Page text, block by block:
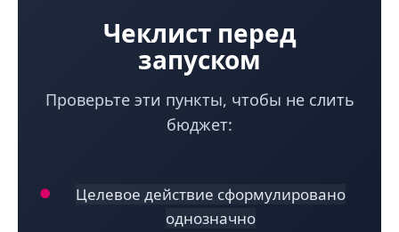
Чеклист перед
запуском
Проверьте эти пункты, чтобы не слить
бюджет:
Целевое действие сформулировано
однозначно